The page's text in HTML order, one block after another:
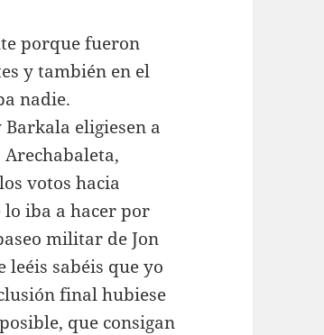
porque fueron
y también en el
nadie.
eligiesen a
votos hacia
lo iba a hacer por
militar de Jon
sabéis que yo
final hubiese
que consigan